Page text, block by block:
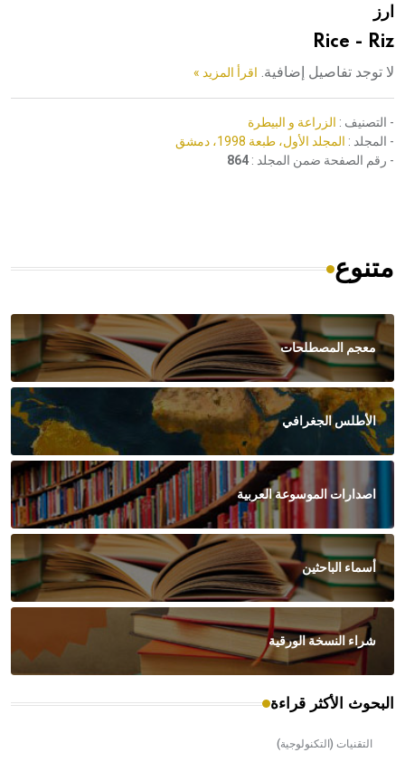
ارز
Rice - Riz
لا توجد تفاصيل إضافية. اقرأ المزيد »
- التصنيف : الزراعة و البيطرة
- المجلد : المجلد الأول، طبعة 1998، دمشق
- رقم الصفحة ضمن المجلد : 864
متنوع
معجم المصطلحات
الأطلس الجغرافي
اصدارات الموسوعة العربية
أسماء الباحثين
شراء النسخة الورقية
البحوث الأكثر قراءة
التقنيات (التكنولوجية)